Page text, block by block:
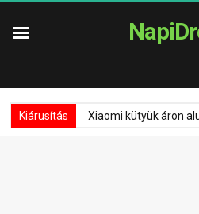
Kiárusítás Xiaomi kütyük áron